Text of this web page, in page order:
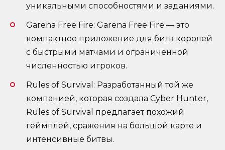
уникальными способностями и заданиями.
Garena Free Fire: Garena Free Fire — это
компактное приложение для битв королей
с быстрыми матчами и ограниченной
численностью игроков.
Rules of Survival: Разработанный той же
компанией, которая создала Cyber Hunter,
Rules of Survival предлагает похожий
геймплей, сражения на большой карте и
интенсивные битвы.